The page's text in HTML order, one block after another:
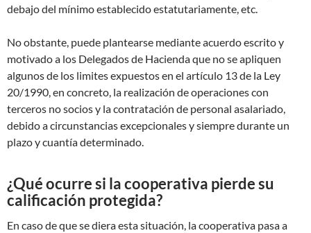
debajo del mínimo establecido estatutariamente, etc.
No obstante, puede plantearse mediante acuerdo escrito y
motivado a los Delegados de Hacienda que no se apliquen
algunos de los limites expuestos en el artículo 13 de la Ley
20/1990, en concreto, la realización de operaciones con
terceros no socios y la contratación de personal asalariado,
debido a circunstancias excepcionales y siempre durante un
plazo y cuantía determinado.
¿Qué ocurre si la cooperativa pierde su
calificación protegida?
En caso de que se diera esta situación, la cooperativa pasa a